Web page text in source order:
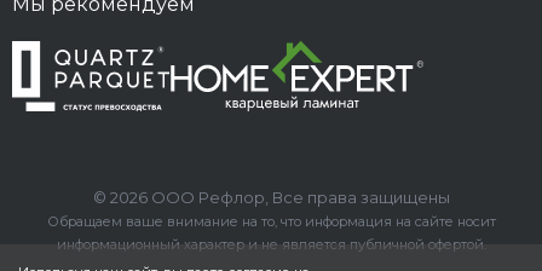
© 2026 ООО Рефлор, Все права защищены
Обращаем ваше внимание на то, что информация на сайте носит
информационный характер и не является публичной офертой.